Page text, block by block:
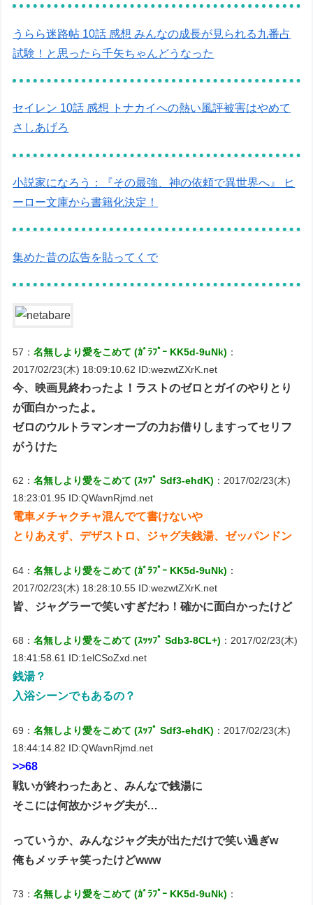
うらら迷路帖 10話 感想 みんなの成長が見られる九番占
試験！と思ったら千矢ちゃんどうなった
セイレン 10話 感想 トナカイへの熱い風評被害はやめて
さしあげろ
小説家になろう：『その最強、神の依頼で異世界へ』 ヒ
ーロー文庫から書籍化決定！
集めた昔の広告を貼ってくで
57：名無しより愛をこめて (ｶﾞﾗﾌﾟｰ KK5d-9uNk) ：
2017/02/23(木) 18:09:10.62 ID:wezwtZXrK.net
今、映画見終わったよ！ラストのゼロとガイのやりとり
が面白かったよ。
ゼロのウルトラマンオーブの力お借りしますってセリフ
がうけた
62：名無しより愛をこめて (ｽｯﾌﾟ Sdf3-ehdK) ：2017/02/23(木)
18:23:01.95 ID:QWavnRjmd.net
電車メチャクチャ混んでて書けないや
とりあえず、デザストロ、ジャグ夫銭湯、ゼッパンドン
64：名無しより愛をこめて (ｶﾞﾗﾌﾟｰ KK5d-9uNk) ：
2017/02/23(木) 18:28:10.55 ID:wezwtZXrK.net
皆、ジャグラーで笑いすぎだわ！確かに面白かったけど
68：名無しより愛をこめて (ｽｯｯﾌﾟ Sdb3-8CL+) ：2017/02/23(木)
18:41:58.61 ID:1elCSoZxd.net
銭湯？
入浴シーンでもあるの？
69：名無しより愛をこめて (ｽｯﾌﾟ Sdf3-ehdK) ：2017/02/23(木)
18:44:14.82 ID:QWavnRjmd.net
>>68
戦いが終わったあと、みんなで銭湯に
そこには何故かジャグ夫が…
っていうか、みんなジャグ夫が出ただけで笑い過ぎw
俺もメッチャ笑ったけどwww
73：名無しより愛をこめて (ｶﾞﾗﾌﾟｰ KK5d-9uNk) ：